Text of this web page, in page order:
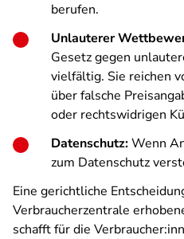
berufen.
Unlauterer
Gesetz gegen
vielfältig. Sie reichen
über falsche
oder rechtswidrigen
Datenschutz:Wenn
zum Datenschutz
Eine gerichtliche
Verbraucherzentrale
schafft für die